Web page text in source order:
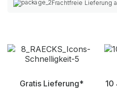
Frachtfreie Lieferung
Gratis Lieferung* 10